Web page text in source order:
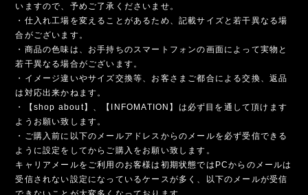
いますので、予めご了承くださいませ。
・仕入れ工場を変えることがあるため、記載サイズと若干異なる場
合がございます。
・商品の色味は、お手持ちのスマートフォンの画面によって実物と
若干異なる場合がございます。
・イメージ違いやサイズ交換等、お客さまご都合による交換、返品
は対応出来かねます。
・【shop about】、【INFOMATION】は必ず目を通して頂けます
ようお願い致します。
・ご購入前に以下のメールアドレスからのメールを必ず受信できる
ように設定をしてからご購入をお願い致します。
キャリアメールをご利用のお客様は初期状態ではPCからのメールは
受信されない設定になっているケースが多く、以下のメールが受信